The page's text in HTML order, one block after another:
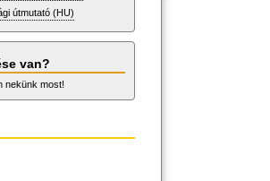
útmutató (HU)
van?
nekünk most!